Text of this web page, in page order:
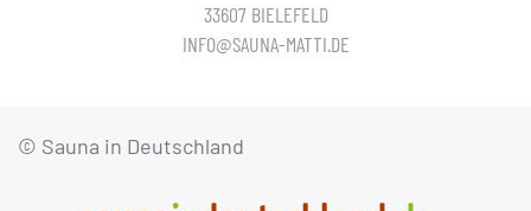
33607 BIELEFELD
INFO@SAUNA-MATTI.DE
© Sauna in Deutschland